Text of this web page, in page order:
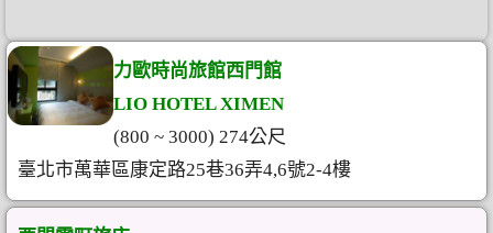
力歐時尚旅館西門館
LIO HOTEL XIMEN
(800 ~ 3000) 274公尺
臺北市萬華區康定路25巷36弄4,6號2-4樓